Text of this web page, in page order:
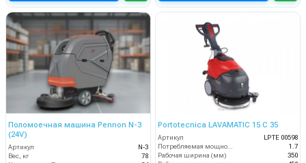
Поломоечная машина Pennon N-3
(24V)
Артикул
N-3
Вес, кг
78
Portotecnica LAVAMATIC 15 C 35
Артикул
LPTE 00598
1.7
Рабочая ширина (мм)
350